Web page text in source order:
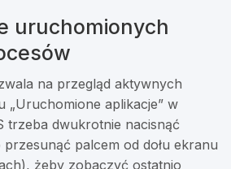
uruchomionych
na przegląd aktywnych
„Uruchomione aplikacje” w
trzeba dwukrotnie nacisnąć
palcem od dołu ekranu
żeby zobaczyć ostatnio